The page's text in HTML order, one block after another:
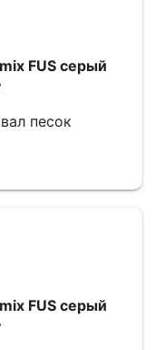
FUS серый
песок
оперативно
FUS серый